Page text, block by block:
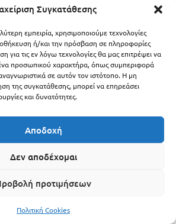
Συγκατάθεσης
εμπειρία, χρησιμοποιούμε τεχνολογίες
ή/και την πρόσβαση σε πληροφορίες
τις εν λόγω τεχνολογίες θα μας επιτρέψει να
προσωπικού χαρακτήρα, όπως συμπεριφορά
σε αυτόν τον ιστότοπο. Η μη
της συγκατάθεσης, μπορεί να επηρεάσει
και δυνατότητες.
Αποδοχή
Δεν αποδέχομαι
προτιμήσεων
Πολιτική Cookies
μας Service
13
© 2025 Bitbox.gr